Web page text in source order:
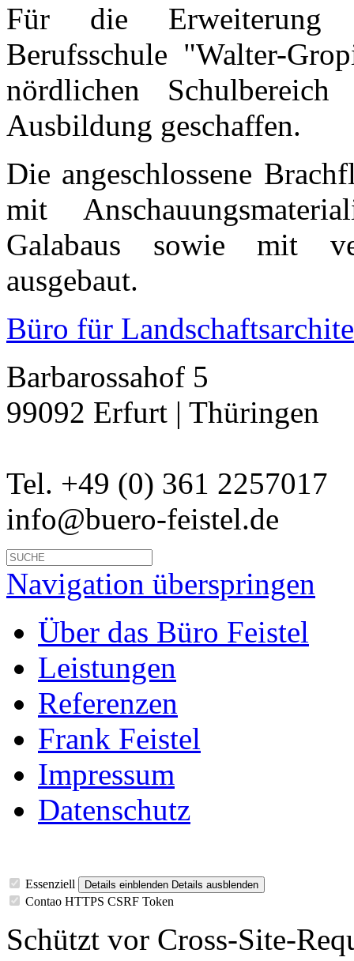
Für die Erweiterung
Berufsschule "Walter-
nördlichen
Ausbildung geschaffen.
Die angeschlossene
mit
Galabaus sowie mit
ausgebaut.
Büro für
Barbarossahof 5
99092 Erfurt | Thüringen
Tel. +49 (0) 361 2257017
info@buero-feistel.de
Navigation überspringen
Über das Büro Feistel
Leistungen
Referenzen
Frank Feistel
Impressum
Datenschutz
Essenziell Details einblenden Details ausblenden
Contao HTTPS CSRF Token
Schützt vor Cross-Site-